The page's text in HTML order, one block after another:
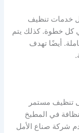
خدمات تنظيف
كل خطوة. كذلك يتم
أيضًا تهدف
تنظيف مستمر
في المطبخ
شركة صناع الأمل